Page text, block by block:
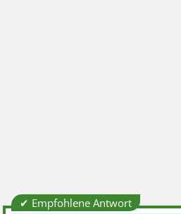
✔ Empfohlene Antwort